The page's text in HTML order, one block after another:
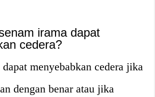
irama dapat
cedera?
dapat menyebabkan cedera jika
dengan benar atau jika